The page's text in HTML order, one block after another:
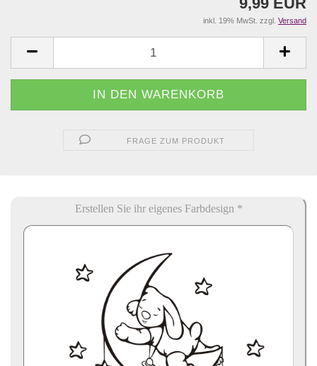
inkl. 19% MwSt. zzgl. Versand
FRAGE ZUM PRODUKT
Erstellen Sie ihr eigenes Farbdesign *